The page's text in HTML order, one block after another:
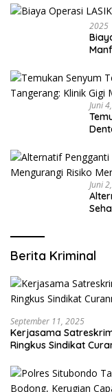
2025
Juni
Juni
Berita Kriminal
September 11, 2025
Kerjasama
Ringkus Sindikat